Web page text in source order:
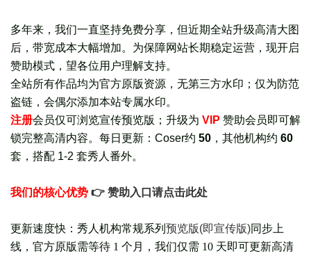
多年来，我们一直坚持免费分享，但近期全站升级高清大图
后，带宽成本大幅增加。为保障网站长期稳定运营，现开启
赞助模式，望各位用户理解支持。
全站所有作品均为官方原版资源，无第三方水印；仅为防范
盗链，会偶尔添加本站专属水印。
注册会员仅可浏览宣传预览版 ； 升级为 VIP 赞助会员即可解
锁完整高清内容。每日更新： Coser约 50 ，其他机构约 60
套， 搭配 1-2 套秀人番外。
我们的核心优势 👉 赞助入口请点击此处
更新速度快：秀人机构常规系列 预览版(即宣传版)同步上
线，官方原版需等待 1 个月，我们仅需 10 天即可更新高清